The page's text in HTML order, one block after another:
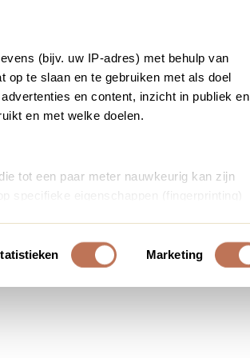
(bijv. uw IP-adres) met behulp van
op te slaan en te gebruiken met als doel
en content, inzicht in publiek en
en met welke doelen.
tot een paar meter nauwkeurig kan zijn
specifieke eigenschappen (fingerprinting)
Marketing